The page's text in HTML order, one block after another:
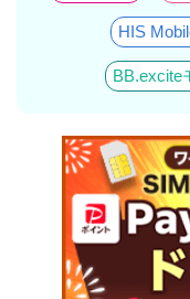
HIS
BB.excite